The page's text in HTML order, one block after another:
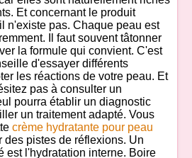
Et concernant le produit
n'existe pas. Chaque peau est
Il faut souvent tâtonner
la formule qui convient. C'est
d'essayer différents
les réactions de votre peau. Et
pas à consulter un
pourra établir un diagnostic
un traitement adapté. Vous
crème hydratante pour peau
des pistes de réflexions. Un
est l'hydratation interne. Boire